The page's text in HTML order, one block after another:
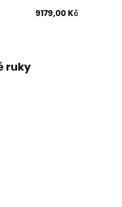
9179,00 Kč
ruky